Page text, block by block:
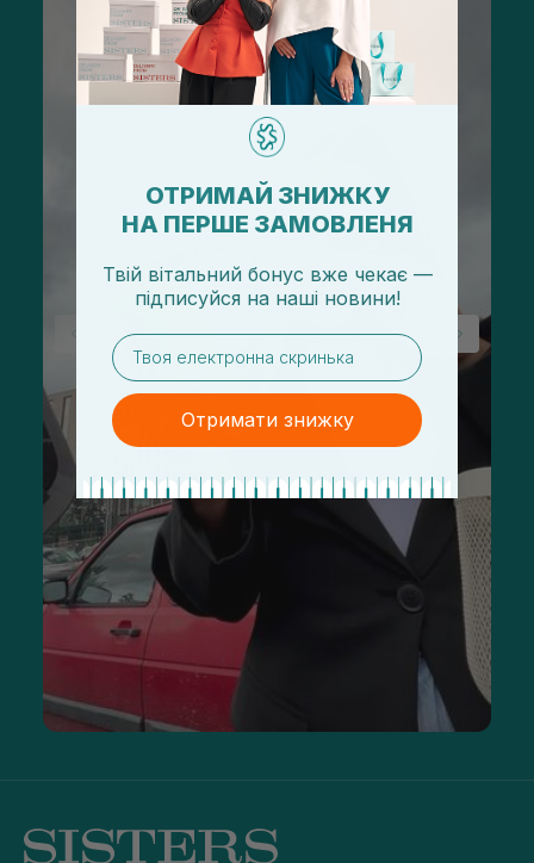
ОТРИМАЙ ЗНИЖКУ
НА ПЕРШЕ ЗАМОВЛЕНЯ
Твій вітальний бонус вже чекає —
підписуйся на наші новини!
email
Отримати знижку